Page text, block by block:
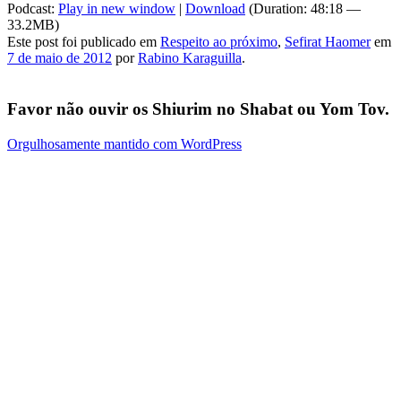
Podcast: Play in new window | Download (Duration: 48:18 —
33.2MB)
Este post foi publicado em Respeito ao próximo, Sefirat Haomerem
7 de maio de 2012 porRabino Karaguilla.
Favor não ouvir os Shiurim no Shabat ou Yom Tov.
Orgulhosamente mantido com WordPress